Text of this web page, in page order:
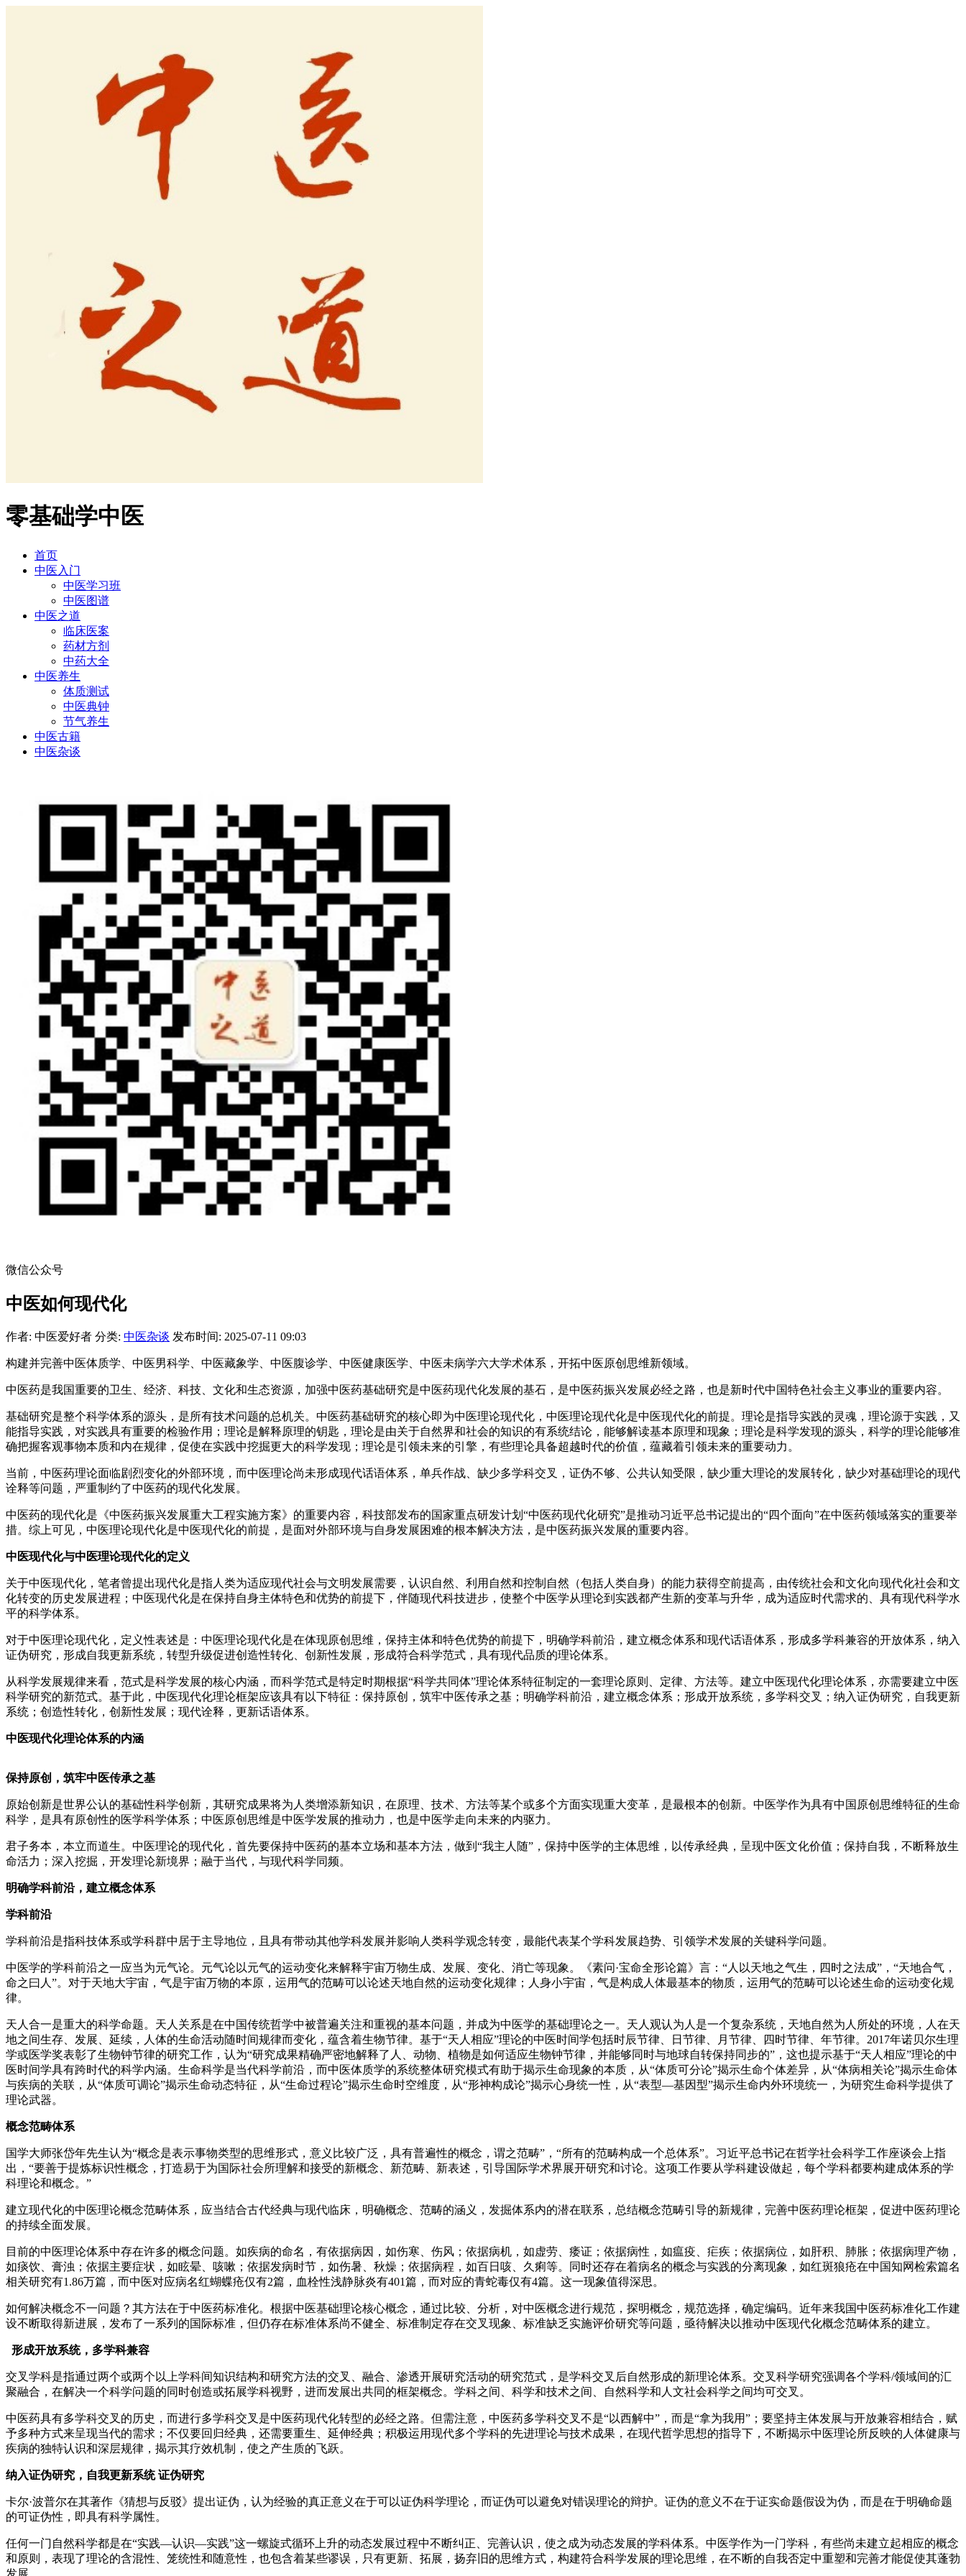
零基础学中医
首页
中医入门
中医学习班
中医图谱
中医之道
临床医案
药材方剂
中药大全
中医养生
体质测试
中医典钟
节气养生
中医古籍
中医杂谈
微信公众号
中医如何现代化
作者: 中医爱好者 分类: 中医杂谈 发布时间: 2025-07-11 09:03
构建并完善中医体质学、中医男科学、中医藏象学、中医腹诊学、中医健康医学、中医未病学六大学术体系，开拓中医原创思维新领域。
中医药是我国重要的卫生、经济、科技、文化和生态资源，加强中医药基础研究是中医药现代化发展的基石，是中医药振兴发展必经之路，也是新时代中国特色社会主义事业的重要内容。
基础研究是整个科学体系的源头，是所有技术问题的总机关。中医药基础研究的核心即为中医理论现代化，中医理论现代化是中医现代化的前提。理论是指导实践的灵魂，理论源于实践，又
能指导实践，对实践具有重要的检验作用；理论是解释原理的钥匙，理论是由关于自然界和社会的知识的有系统结论，能够解读基本原理和现象；理论是科学发现的源头，科学的理论能够准
确把握客观事物本质和内在规律，促使在实践中挖掘更大的科学发现；理论是引领未来的引擎，有些理论具备超越时代的价值，蕴藏着引领未来的重要动力。
当前，中医药理论面临剧烈变化的外部环境，而中医理论尚未形成现代话语体系，单兵作战、缺少多学科交叉，证伪不够、公共认知受限，缺少重大理论的发展转化，缺少对基础理论的现代
诠释等问题，严重制约了中医药的现代化发展。
中医药的现代化是《中医药振兴发展重大工程实施方案》的重要内容，科技部发布的国家重点研发计划“中医药现代化研究”是推动习近平总书记提出的“四个面向”在中医药领域落实的重要举
措。综上可见，中医理论现代化是中医现代化的前提，是面对外部环境与自身发展困难的根本解决方法，是中医药振兴发展的重要内容。
中医现代化与中医理论现代化的定义
关于中医现代化，笔者曾提出现代化是指人类为适应现代社会与文明发展需要，认识自然、利用自然和控制自然（包括人类自身）的能力获得空前提高，由传统社会和文化向现代化社会和文
化转变的历史发展进程；中医现代化是在保持自身主体特色和优势的前提下，伴随现代科技进步，使整个中医学从理论到实践都产生新的变革与升华，成为适应时代需求的、具有现代科学水
平的科学体系。
对于中医理论现代化，定义性表述是：中医理论现代化是在体现原创思维，保持主体和特色优势的前提下，明确学科前沿，建立概念体系和现代话语体系，形成多学科兼容的开放体系，纳入
证伪研究，形成自我更新系统，转型升级促进创造性转化、创新性发展，形成符合科学范式，具有现代品质的理论体系。
从科学发展规律来看，范式是科学发展的核心内涵，而科学范式是特定时期根据“科学共同体”理论体系特征制定的一套理论原则、定律、方法等。建立中医现代化理论体系，亦需要建立中医
科学研究的新范式。基于此，中医现代化理论框架应该具有以下特征：保持原创，筑牢中医传承之基；明确学科前沿，建立概念体系；形成开放系统，多学科交叉；纳入证伪研究，自我更新
系统；创造性转化，创新性发展；现代诠释，更新话语体系。
中医现代化理论体系的内涵
保持原创，筑牢中医传承之基
原始创新是世界公认的基础性科学创新，其研究成果将为人类增添新知识，在原理、技术、方法等某个或多个方面实现重大变革，是最根本的创新。中医学作为具有中国原创思维特征的生命
科学，是具有原创性的医学科学体系；中医原创思维是中医学发展的推动力，也是中医学走向未来的内驱力。
君子务本，本立而道生。中医理论的现代化，首先要保持中医药的基本立场和基本方法，做到“我主人随”，保持中医学的主体思维，以传承经典，呈现中医文化价值；保持自我，不断释放生
命活力；深入挖掘，开发理论新境界；融于当代，与现代科学同频。
明确学科前沿，建立概念体系
学科前沿
学科前沿是指科技体系或学科群中居于主导地位，且具有带动其他学科发展并影响人类科学观念转变，最能代表某个学科发展趋势、引领学术发展的关键科学问题。
中医学的学科前沿之一应当为元气论。元气论以元气的运动变化来解释宇宙万物生成、发展、变化、消亡等现象。《素问·宝命全形论篇》言：“人以天地之气生，四时之法成”，“天地合气，
命之曰人”。对于天地大宇宙，气是宇宙万物的本原，运用气的范畴可以论述天地自然的运动变化规律；人身小宇宙，气是构成人体最基本的物质，运用气的范畴可以论述生命的运动变化规
律。
天人合一是重大的科学命题。天人关系是在中国传统哲学中被普遍关注和重视的基本问题，并成为中医学的基础理论之一。天人观认为人是一个复杂系统，天地自然为人所处的环境，人在天
地之间生存、发展、延续，人体的生命活动随时间规律而变化，蕴含着生物节律。基于“天人相应”理论的中医时间学包括时辰节律、日节律、月节律、四时节律、年节律。2017年诺贝尔生理
学或医学奖表彰了生物钟节律的研究工作，认为“研究成果精确严密地解释了人、动物、植物是如何适应生物钟节律，并能够同时与地球自转保持同步的”，这也提示基于“天人相应”理论的中
医时间学具有跨时代的科学内涵。生命科学是当代科学前沿，而中医体质学的系统整体研究模式有助于揭示生命现象的本质，从“体质可分论”揭示生命个体差异，从“体病相关论”揭示生命体
与疾病的关联，从“体质可调论”揭示生命动态特征，从“生命过程论”揭示生命时空维度，从“形神构成论”揭示心身统一性，从“表型—基因型”揭示生命内外环境统一，为研究生命科学提供了
理论武器。
概念范畴体系
国学大师张岱年先生认为“概念是表示事物类型的思维形式，意义比较广泛，具有普遍性的概念，谓之范畴”，“所有的范畴构成一个总体系”。习近平总书记在哲学社会科学工作座谈会上指
出，“要善于提炼标识性概念，打造易于为国际社会所理解和接受的新概念、新范畴、新表述，引导国际学术界展开研究和讨论。这项工作要从学科建设做起，每个学科都要构建成体系的学
科理论和概念。”
建立现代化的中医理论概念范畴体系，应当结合古代经典与现代临床，明确概念、范畴的涵义，发掘体系内的潜在联系，总结概念范畴引导的新规律，完善中医药理论框架，促进中医药理论
的持续全面发展。
目前的中医理论体系中存在许多的概念问题。如疾病的命名，有依据病因，如伤寒、伤风；依据病机，如虚劳、痿证；依据病性，如瘟疫、疟疾；依据病位，如肝积、肺胀；依据病理产物，
如痰饮、膏浊；依据主要症状，如眩晕、咳嗽；依据发病时节，如伤暑、秋燥；依据病程，如百日咳、久痢等。同时还存在着病名的概念与实践的分离现象，如红斑狼疮在中国知网检索篇名
相关研究有1.86万篇，而中医对应病名红蝴蝶疮仅有2篇，血栓性浅静脉炎有401篇，而对应的青蛇毒仅有4篇。这一现象值得深思。
如何解决概念不一问题？其方法在于中医药标准化。根据中医基础理论核心概念，通过比较、分析，对中医概念进行规范，探明概念，规范选择，确定编码。近年来我国中医药标准化工作建
设不断取得新进展，发布了一系列的国际标准，但仍存在标准体系尚不健全、标准制定存在交叉现象、标准缺乏实施评价研究等问题，亟待解决以推动中医现代化概念范畴体系的建立。
形成开放系统，多学科兼容
交叉学科是指通过两个或两个以上学科间知识结构和研究方法的交叉、融合、渗透开展研究活动的研究范式，是学科交叉后自然形成的新理论体系。交叉科学研究强调各个学科/领域间的汇
聚融合，在解决一个科学问题的同时创造或拓展学科视野，进而发展出共同的框架概念。学科之间、科学和技术之间、自然科学和人文社会科学之间均可交叉。
中医药具有多学科交叉的历史，而进行多学科交叉是中医药现代化转型的必经之路。但需注意，中医药多学科交叉不是“以西解中”，而是“拿为我用”；要坚持主体发展与开放兼容相结合，赋
予多种方式来呈现当代的需求；不仅要回归经典，还需要重生、延伸经典；积极运用现代多个学科的先进理论与技术成果，在现代哲学思想的指导下，不断揭示中医理论所反映的人体健康与
疾病的独特认识和深层规律，揭示其疗效机制，使之产生质的飞跃。
纳入证伪研究，自我更新系统 证伪研究
卡尔·波普尔在其著作《猜想与反驳》提出证伪，认为经验的真正意义在于可以证伪科学理论，而证伪可以避免对错误理论的辩护。证伪的意义不在于证实命题假设为伪，而是在于明确命题
的可证伪性，即具有科学属性。
任何一门自然科学都是在“实践—认识—实践”这一螺旋式循环上升的动态发展过程中不断纠正、完善认识，使之成为动态发展的学科体系。中医学作为一门学科，有些尚未建立起相应的概念
和原则，表现了理论的含混性、笼统性和随意性，也包含着某些谬误，只有更新、拓展，扬弃旧的思维方式，构建符合科学发展的理论思维，在不断的自我否定中重塑和完善才能促使其蓬勃
发展。